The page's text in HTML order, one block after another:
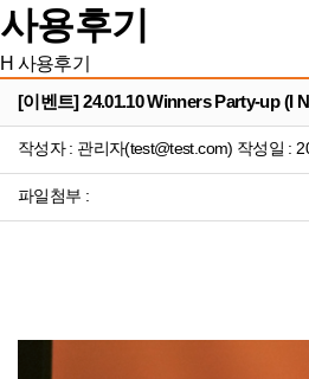
사용후기
H 사용후기
[이벤트] 24.01.10 Winners Party-up (I
작성자 : 관리자(test@test.com) 작성일 :
파일첨부 :